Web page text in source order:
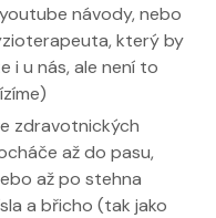
návody, nebo
který by
i u nás, ale není to
zdravotnických
až do pasu,
až po stehna
a břicho (tak jako